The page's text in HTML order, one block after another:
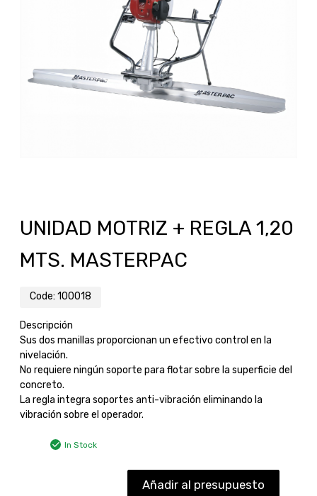
UNIDAD MOTRIZ + REGLA 1,20
MTS. MASTERPAC
Code: 100018
Descripción
Sus dos manillas proporcionan un efectivo control en la
nivelación.
No requiere ningún soporte para flotar sobre la superficie del
concreto.
La regla integra soportes anti-vibración eliminando la
vibración sobre el operador.
In Stock
Añadir al presupuesto